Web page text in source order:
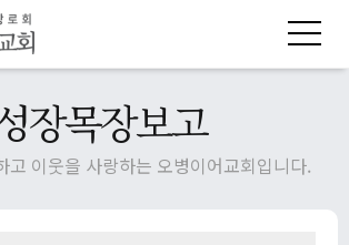
장목장보고
고 이웃을 사랑하는 오병이어교회입니다.